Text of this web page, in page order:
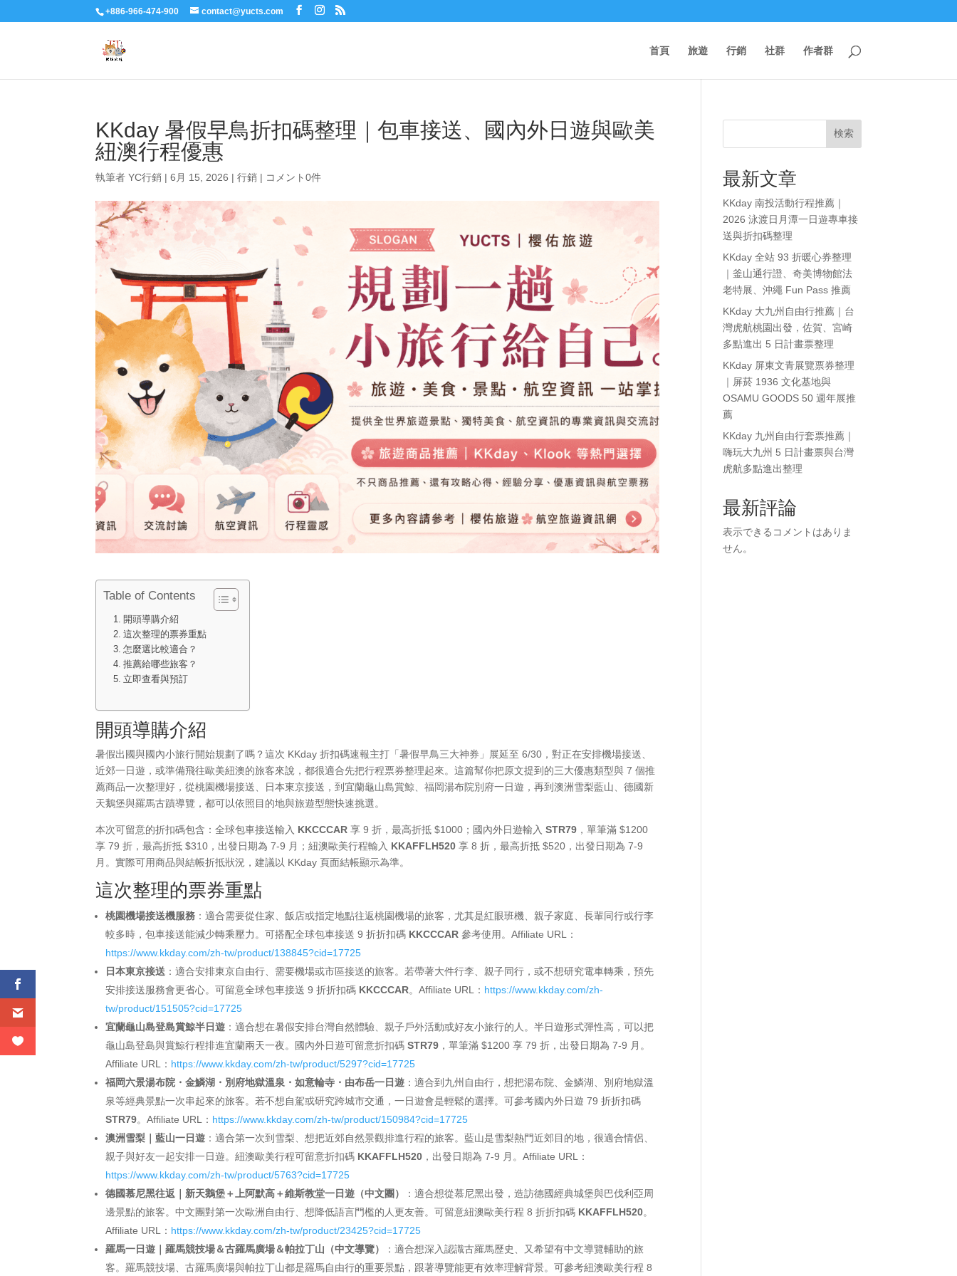
+886-966-474-900 contact@yucts.com
首頁 旅遊 行銷 社群 作者群
KKday 暑假早鳥折扣碼整理｜包車接送、國內外日遊與歐美
紐澳行程優惠
執筆者YC行銷 |6月 15, 2026 |行銷 | コメント0件
Table of Contents
開頭導購介紹
這次整理的票券重點
怎麼選比較適合？
推薦給哪些旅客？
立即查看與預訂
開頭導購介紹
暑假出國與國內小旅行開始規劃了嗎？這次 KKday 折扣碼速報主打「暑假早鳥三大神券」展延至 6/30，對正在安排機場接送、
近郊一日遊，或準備飛往歐美紐澳的旅客來說，都很適合先把行程票券整理起來。這篇幫你把原文提到的三大優惠類型與 7 個推
薦商品一次整理好，從桃園機場接送、日本東京接送，到宜蘭龜山島賞鯨、福岡湯布院別府一日遊，再到澳洲雪梨藍山、德國新
天鵝堡與羅馬古蹟導覽，都可以依照目的地與旅遊型態快速挑選。
本次可留意的折扣碼包含：全球包車接送輸入 KKCCCAR 享 9 折，最高折抵 $1000；國內外日遊輸入STR79 ，單筆滿 $1200
享 79 折，最高折抵 $310，出發日期為 7-9 月；紐澳歐美行程輸入 KKAFFLH520 享 8 折，最高折抵 $520，出發日期為 7-9
月。實際可用商品與結帳折抵狀況，建議以 KKday 頁面結帳顯示為準。
這次整理的票券重點
桃園機場接送機服務 ：適合需要從住家、飯店或指定地點往返桃園機場的旅客，尤其是紅眼班機、親子家庭、長輩同行或行李
較多時，包車接送能減少轉乘壓力。可搭配全球包車接送 9 折折扣碼 KKCCCAR 參考使用。Affiliate URL：
https://www.kkday.com/zh-tw/product/138845?cid=17725
日本東京接送 ：適合安排東京自由行、需要機場或市區接送的旅客。若帶著大件行李、親子同行，或不想研究電車轉乘，預先
安排接送服務會更省心。可留意全球包車接送 9 折折扣碼 KKCCCAR。Affiliate URL： https://www.kkday.com/zh-
tw/product/151505?cid=17725
宜蘭龜山島登島賞鯨半日遊 ：適合想在暑假安排台灣自然體驗、親子戶外活動或好友小旅行的人。半日遊形式彈性高，可以把
龜山島登島與賞鯨行程排進宜蘭兩天一夜。國內外日遊可留意折扣碼STR79 ，單筆滿 $1200 享 79 折，出發日期為 7-9 月。
Affiliate URL： https://www.kkday.com/zh-tw/product/5297?cid=17725
福岡六景湯布院・金鱗湖・別府地獄溫泉・如意輪寺・由布岳一日遊 ：適合到九州自由行，想把湯布院、金鱗湖、別府地獄溫
泉等經典景點一次串起來的旅客。若不想自駕或研究跨城市交通，一日遊會是輕鬆的選擇。可參考國內外日遊 79 折折扣碼
STR79。Affiliate URL： https://www.kkday.com/zh-tw/product/150984?cid=17725
澳洲雪梨｜藍山一日遊 ：適合第一次到雪梨、想把近郊自然景觀排進行程的旅客。藍山是雪梨熱門近郊目的地，很適合情侶、
親子與好友一起安排一日遊。紐澳歐美行程可留意折扣碼 KKAFFLH520 ，出發日期為 7-9 月。Affiliate URL：
https://www.kkday.com/zh-tw/product/5763?cid=17725
德國慕尼黑往返｜新天鵝堡＋上阿默高＋維斯教堂一日遊（中文團）
：適合想從慕尼黑出發，造訪德國經典城堡與巴伐利亞周
邊景點的旅客。中文團對第一次歐洲自由行、想降低語言門檻的人更友善。可留意紐澳歐美行程 8 折折扣碼 KKAFFLH520。
Affiliate URL： https://www.kkday.com/zh-tw/product/23425?cid=17725
羅馬一日遊｜羅馬競技場＆古羅馬廣場＆帕拉丁山（中文導覽）
：適合想深入認識古羅馬歷史、又希望有中文導覽輔助的旅
客。羅馬競技場、古羅馬廣場與帕拉丁山都是羅馬自由行的重要景點，跟著導覽能更有效率理解背景。可參考紐澳歐美行程 8
検索
最新文章
KKday 南投活動行程推薦｜
2026 泳渡日月潭一日遊專車接
送與折扣碼整理
KKday 全站 93 折暖心券整理
｜釜山通行證、奇美博物館法
老特展、沖繩 Fun Pass 推薦
KKday 大九州自由行推薦｜台
灣虎航桃園出發，佐賀、宮崎
多點進出 5 日計畫票整理
KKday 屏東文青展覽票券整理
｜屏菸 1936 文化基地與
OSAMU GOODS 50 週年展推
薦
KKday 九州自由行套票推薦｜
嗨玩大九州 5 日計畫票與台灣
虎航多點進出整理
最新評論
表示できるコメントはありま
せん。